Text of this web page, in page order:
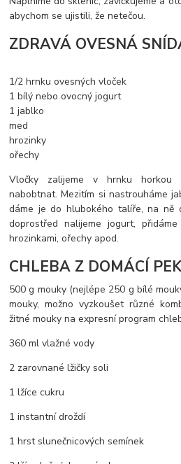
abychom se ujistili, že netečou.
ZDRAVÁ OVESNÁ
1/2 hrnku ovesných vloček
1 bílý nebo ovocný jogurt
1 jablko
med
hrozinky
ořechy
Vločky zalijeme v hrnku horkou
nabobtnat. Mezitím si nastrouháme
dáme je do hlubokého talíře, na ně
doprostřed nalijeme jogurt,
hrozinkami, ořechy apod.
CHLEBA Z DOMÁCÍ
500 g mouky (nejlépe 250 g bílé
mouky, možno vyzkoušet různé
žitné mouky na expresní program
360 ml vlažné vody
2 zarovnané lžičky soli
1 lžíce cukru
1 instantní droždí
1 hrst slunečnicových semínek